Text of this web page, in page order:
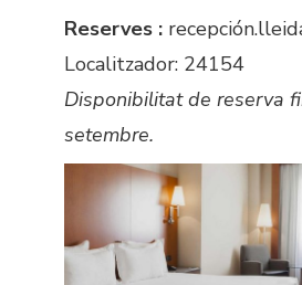
Reserves :
Localitzador: 24154
Disponibilitat de reserva
setembre.